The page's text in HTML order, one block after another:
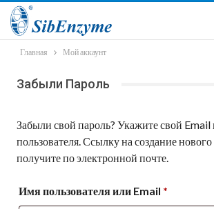
Главная Мой аккаунт
Забыли Пароль
Забыли свой пароль? Укажите свой
пользователя. Ссылку на создание
получите по электронной почте.
Имя пользователя или Email *